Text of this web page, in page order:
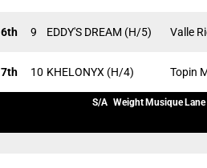
6th 9 EDDY'S DREAM (H/5) Valle
7th 10 KHELONYX (H/4) Topin
S/A Weight Musique Lane